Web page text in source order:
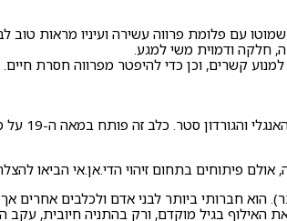
שמוטו עם פלומת פרווה עשירה ועיניו מראות טוב
חלקה ודמוית משי למגע.
קשרים, וכן כדי להיפטר מפרווה חסרת חיים.
סטר
חברותי ביותר לבני אדם ולכלבים אחרים אך
בגיל מוקדם, ורק בהתניה חיובית, עקב